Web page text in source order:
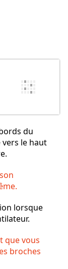
du
le haut
lorsque
que vous
broches